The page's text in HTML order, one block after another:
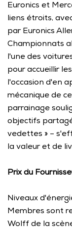
Euronics et
liens étroits,
par Euronics
Championnats
l'une des
pour accueillir
l'occasion d'en
mécanique de
parrainage
objectifs
vedettes » –
la valeur et de
Prix du
Niveaux
Membres sont
Wolff de la